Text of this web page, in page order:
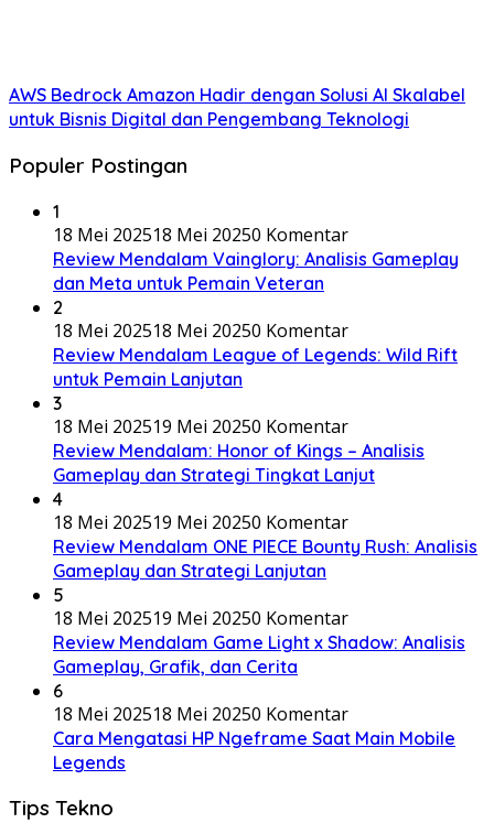
AWS Bedrock Amazon Hadir dengan Solusi AI Skalabel
untuk Bisnis Digital dan Pengembang Teknologi
Populer Postingan
1
18 Mei 202518 Mei 20250 Komentar
Review Mendalam Vainglory: Analisis Gameplay
dan Meta untuk Pemain Veteran
2
18 Mei 202518 Mei 20250 Komentar
Review Mendalam League of Legends: Wild Rift
untuk Pemain Lanjutan
3
18 Mei 202519 Mei 20250 Komentar
Review Mendalam: Honor of Kings – Analisis
Gameplay dan Strategi Tingkat Lanjut
4
18 Mei 202519 Mei 20250 Komentar
Review Mendalam ONE PIECE Bounty Rush: Analisis
Gameplay dan Strategi Lanjutan
5
18 Mei 202519 Mei 20250 Komentar
Review Mendalam Game Light x Shadow: Analisis
Gameplay, Grafik, dan Cerita
6
18 Mei 202518 Mei 20250 Komentar
Cara Mengatasi HP Ngeframe Saat Main Mobile
Legends
Tips Tekno